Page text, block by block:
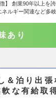
徴】 創業90年以上を
ルギー関連など多
あり
＆泊り出張
な有給取